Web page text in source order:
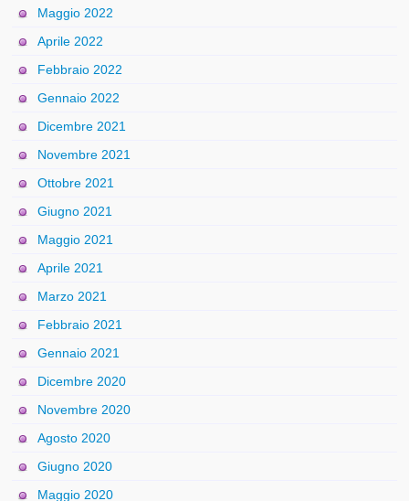
Maggio 2022
Aprile 2022
Febbraio 2022
Gennaio 2022
Dicembre 2021
Novembre 2021
Ottobre 2021
Giugno 2021
Maggio 2021
Aprile 2021
Marzo 2021
Febbraio 2021
Gennaio 2021
Dicembre 2020
Novembre 2020
Agosto 2020
Giugno 2020
Maggio 2020